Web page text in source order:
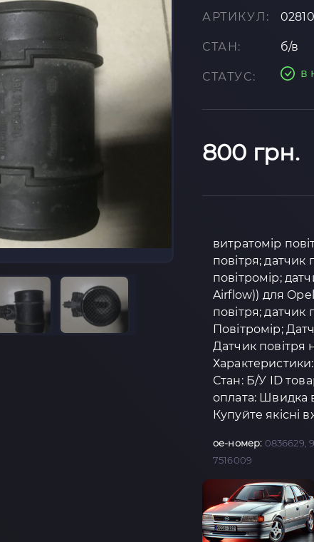
АРТИКУЛ:
СТАН: б/в
СТАТУС: в
800 грн.
витратомір
повітря; датчик
повітромір;
Airflow)) для
повітря; датчик
Повітромір;
Датчик повітря
Стан: Б/У ID
оплата: Швидка
Купуйте якісні
oe-номер: 0836629,
7516009